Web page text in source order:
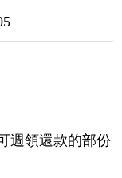
週領還款的部份